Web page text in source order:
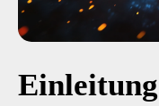
Einleitung